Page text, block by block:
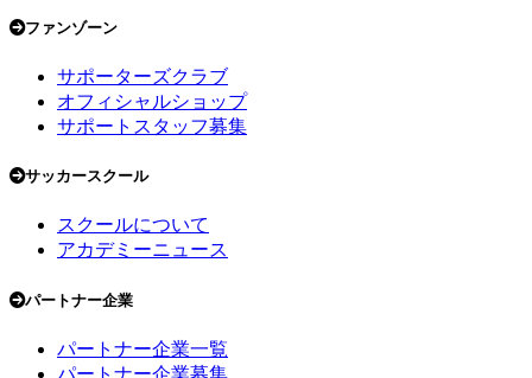
ファンゾーン
サポーターズクラブ
オフィシャルショップ
サポートスタッフ募集
サッカースクール
スクールについて
アカデミーニュース
パートナー企業
パートナー企業一覧
パートナー企業募集